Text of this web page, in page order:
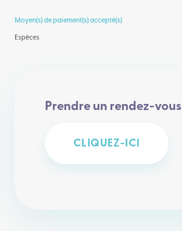
Moyen(s) de paiement(s) accepté(s)
Espèces
Prendre un rendez-vous
CLIQUEZ-ICI